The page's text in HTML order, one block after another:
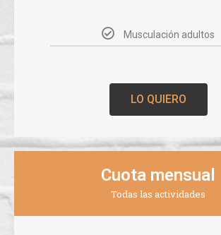
Musculación adultos
LO QUIERO
Cuota mensual
Todas las actividades